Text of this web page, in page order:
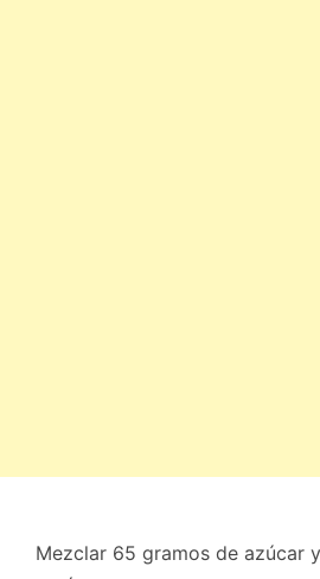
Mezclar 65 gramos de azúcar